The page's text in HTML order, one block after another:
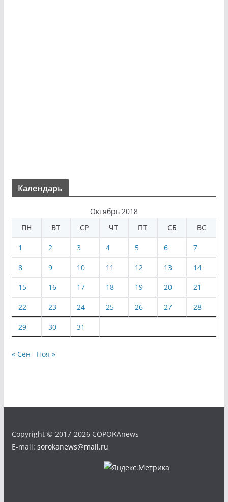
Календарь
Октябрь 2018
ПН
ВТ СР ЧТ ПТ СБ ВС
1 2 3 4 5 6 7
8 9 10 11 12 13 14
15 16 17 18 19 20 21
22 23 24 25 26 27 28
29 30 31
« Сен Ноя »
Copyright © 2017-2026 COPOKAnews
E-mail: sorokanews@mail.ru